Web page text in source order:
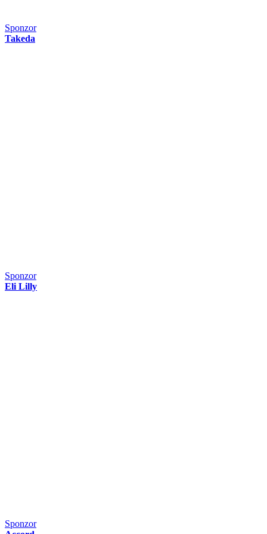
Sponzor
Takeda
Sponzor
Eli Lilly
Sponzor